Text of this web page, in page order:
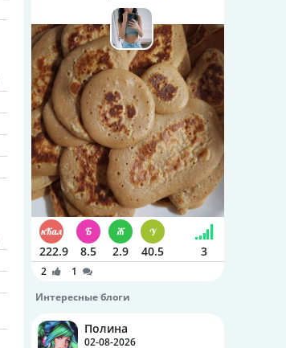
222.9 8.5 2.9 40.5 3
2
1
Интересные блоги
Полина
02-08-2026